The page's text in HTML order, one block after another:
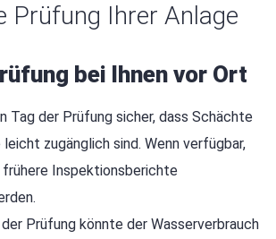
Prüfung Ihrer Anlage
bei Ihnen vor Ort
Tag der Prüfung sicher, dass Schächte
leicht zugänglich sind. Wenn verfügbar,
Inspektionsberichte
Prüfung könnte der Wasserverbrauch